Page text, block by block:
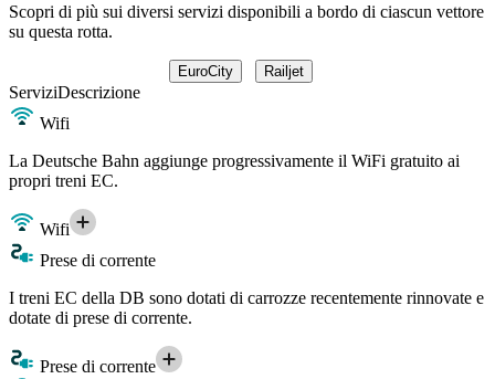
Scopri di più sui diversi servizi disponibili a bordo di ciascun vettore
su questa rotta.
EuroCity Railjet
ServiziDescrizione
Wifi
La Deutsche Bahn aggiunge progressivamente il WiFi gratuito ai
propri treni EC.
Wifi
Prese di corrente
I treni EC della DB sono dotati di carrozze recentemente rinnovate e
dotate di prese di corrente.
Prese di corrente